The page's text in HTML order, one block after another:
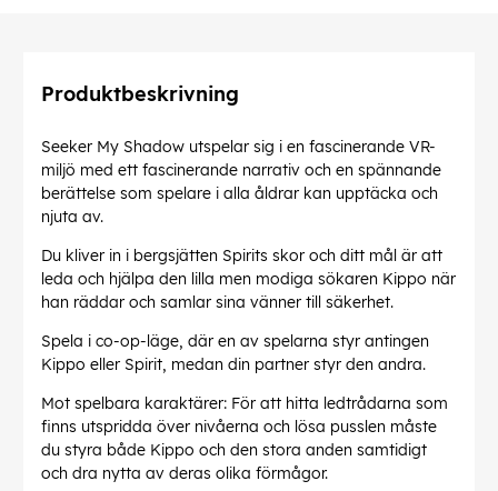
Produktbeskrivning
Seeker My Shadow utspelar sig i en fascinerande VR-
miljö med ett fascinerande narrativ och en spännande
berättelse som spelare i alla åldrar kan upptäcka och
njuta av.
Du kliver in i bergsjätten Spirits skor och ditt mål är att
leda och hjälpa den lilla men modiga sökaren Kippo när
han räddar och samlar sina vänner till säkerhet.
Spela i co-op-läge, där en av spelarna styr antingen
Kippo eller Spirit, medan din partner styr den andra.
Mot spelbara karaktärer: För att hitta ledtrådarna som
finns utspridda över nivåerna och lösa pusslen måste
du styra både Kippo och den stora anden samtidigt
och dra nytta av deras olika förmågor.